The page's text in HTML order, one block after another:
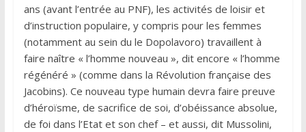
ans (avant l’entrée au PNF), les activités de loisir et
d’instruction populaire, y compris pour les femmes
(notamment au sein du le Dopolavoro) travaillent à
faire naître « l’homme nouveau », dit encore « l’homme
régénéré » (comme dans la Révolution française des
Jacobins). Ce nouveau type humain devra faire preuve
d’héroïsme, de sacrifice de soi, d’obéissance absolue,
de foi dans l’Etat et son chef – et aussi, dit Mussolini,